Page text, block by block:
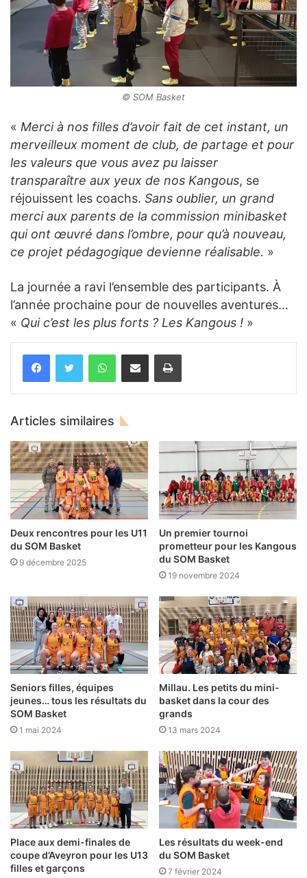
© SOM Basket
« Merci à nos filles d’avoir fait de cet instant, un
merveilleux moment de club, de partage et pour
les valeurs que vous avez pu laisser
transparaître aux yeux de nos Kangous, se
réjouissent les coachs. Sans oublier, un grand
merci aux parents de la commission minibasket
qui ont œuvré dans l’ombre, pour qu’à nouveau,
ce projet pédagogique devienne réalisable. »
La journée a ravi l’ensemble des participants. À
l’année prochaine pour de nouvelles aventures…
« Qui c’est les plus forts ? Les Kangous ! »
Articles similaires
Deux rencontres pour les U11
du SOM Basket
9 décembre 2025
Un premier tournoi
prometteur pour les Kangous
du SOM Basket
19 novembre 2024
Seniors filles, équipes
jeunes… tous les résultats du
SOM Basket
1 mai 2024
Millau. Les petits du mini-
basket dans la cour des
grands
13 mars 2024
Place aux demi-finales de
coupe d’Aveyron pour les U13
filles et garçons
Les résultats du week-end
du SOM Basket
7 février 2024